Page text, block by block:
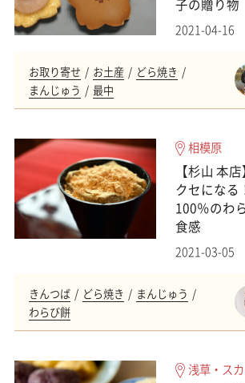
子の贈り物
2021-04-16
お取り寄せ お土産
どら焼き
まんじゅう
最中
相模原
【杉山 本
クセになる
100％のわ
食感
2021-03-05
きんつば どら焼き
まんじゅう
わらび餅
浅草・ス